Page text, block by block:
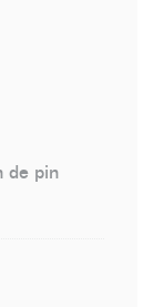
de pin